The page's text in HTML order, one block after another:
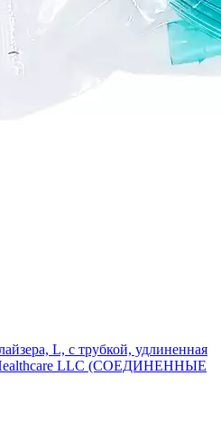
L, с трубкой, удлиненная
Healthcare LLC (СОЕДИНЕННЫЕ